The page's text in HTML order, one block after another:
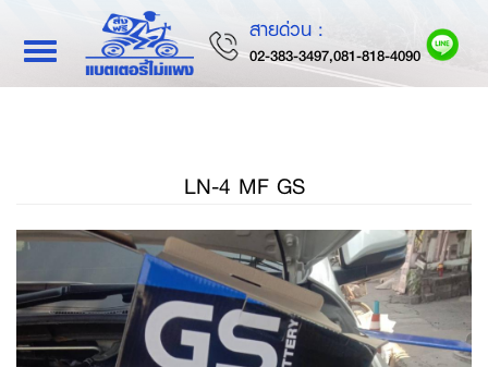
Toggle
navigation
สายด่วน :
02-383-3497,081-818-4090
LN-4 MF GS